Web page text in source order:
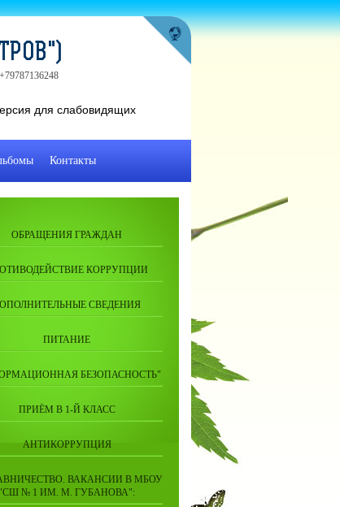
ОБРАЩЕНИЯ ГРАЖДАН
КОРРУПЦИИ
СВЕДЕНИЯ
ПИТАНИЕ
БЕЗОПАСНОСТЬ"
ПРИЁМ В 1-Й КЛАСС
АНТИКОРРУПЦИЯ
ВАКАНСИИ В МБОУ
№ 1 ИМ. М. ГУБАНОВА":
для слабовидящих
Контакты